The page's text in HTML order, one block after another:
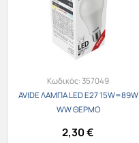
Κωδικός:357049
AVIDE ΛΑΜΠΑ LED E27 15W=89W
WW ΘΕΡΜΟ
2,30€